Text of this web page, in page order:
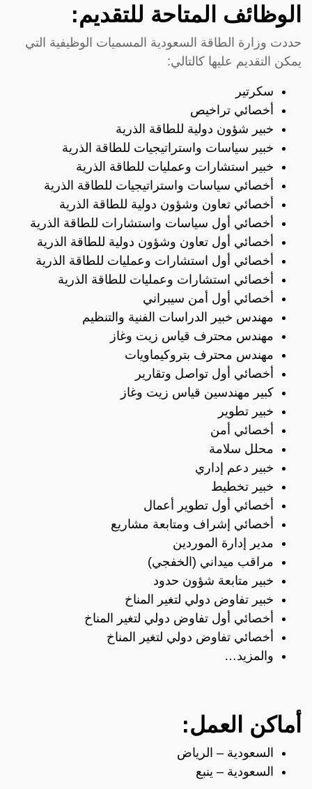
الوظائف المتاحة للتقديم:
حددت وزارة الطاقة السعودية المسميات الوظيفية التي
يمكن التقديم عليها كالتالي:
سكرتير
أخصائي تراخيص
خبير شؤون دولية للطاقة الذرية
خبير سياسات واستراتيجيات للطاقة الذرية
خبير استشارات وعمليات للطاقة الذرية
أخصائي سياسات واستراتيجيات للطاقة الذرية
أخصائي تعاون وشؤون دولية للطاقة الذرية
أخصائي أول سياسات واستشارات للطاقة الذرية
أخصائي أول تعاون وشؤون دولية للطاقة الذرية
أخصائي أول استشارات وعمليات للطاقة الذرية
أخصائي استشارات وعمليات للطاقة الذرية
أخصائي أول أمن سيبراني
مهندس خبير الدراسات الفنية والتنظيم
مهندس محترف قياس زيت وغاز
مهندس محترف بتروكيماويات
أخصائي أول تواصل وتقارير
كبير مهندسين قياس زيت وغاز
خبير تطوير
أخصائي أمن
محلل سلامة
خبير دعم إداري
خبير تخطيط
أخصائي أول تطوير أعمال
أخصائي إشراف ومتابعة مشاريع
مدير إدارة الموردين
مراقب ميداني (الخفجي)
خبير متابعة شؤون حدود
خبير تفاوض دولي لتغير المناخ
أخصائي أول تفاوض دولي لتغير المناخ
أخصائي تفاوض دولي لتغير المناخ
والمزيد…
أماكن العمل:
السعودية – الرياض
السعودية – ينبع